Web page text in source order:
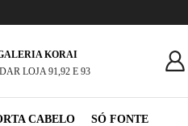
KORAI
LOJA 91,92 E 93
CABELO SÓ FONTE